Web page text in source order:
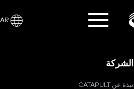
الشركة
نبذة عن CATAPULT